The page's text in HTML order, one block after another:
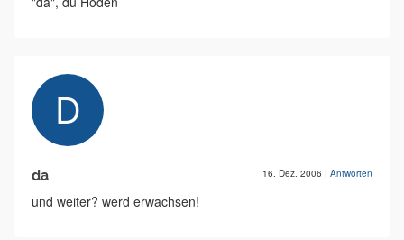
da 16. Dez. 2006 | Antworten
und weiter? werd erwachsen!